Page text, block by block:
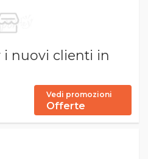
i nuovi clienti in
Vedi promozioni
Offerte